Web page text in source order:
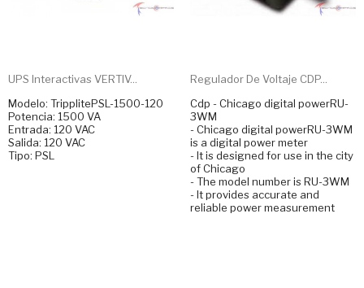
UPS Interactivas VERTIV...
Modelo: TripplitePSL-1500-120
Potencia: 1500 VA
Entrada: 120 VAC
Salida: 120 VAC
Tipo: PSL
Regulador De Voltaje CDP...
Cdp - Chicago digital powerRU-
3WM
- Chicago digital powerRU-3WM
is a digital power meter
- It is designed for use in the city
of Chicago
- The model number is RU-3WM
- It provides accurate and
reliable power measurement